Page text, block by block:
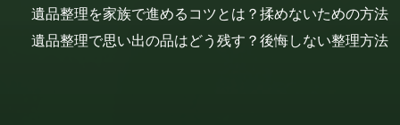
遺品整理を家族で進めるコツとは？揉めないための方法
遺品整理で思い出の品はどう残す？後悔しない整理方法